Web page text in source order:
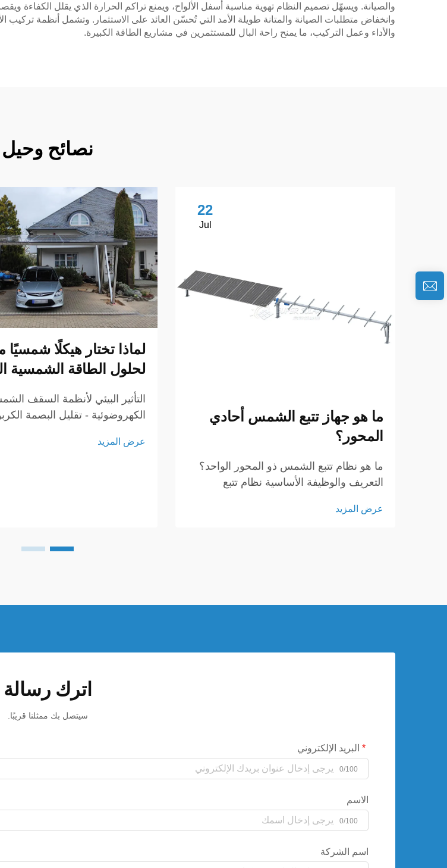
والصيانة. ويسهّل تصميم النظام تهوية مناسبة أسفل الألواح، ويمنع تراكم الحرارة الذي يقلل الكفاءة
وانخفاض متطلبات الصيانة والمتانة طويلة الأمد التي تُحسّن العائد على الاستثمار. وتشمل أنظمة
والأداء وعمل التركيب، ما يمنح راحة البال للمستثمرين في مشاريع الطاقة الكبيرة.
نصائح وحيل
22
Jul
ما هو جهاز تتبع الشمس أحادي
المحور؟
ما هو نظام تتبع الشمس ذو المحور الواحد؟
التعريف والوظيفة الأساسية نظام تتبع
يُصمم لتعزيز كفاءة أنظمة الطاقة الشمسية
عرض المزيد
لماذا تختار هيكلًا
لحلول الطاقة الشمسية
التأثير البيئي لأنظمة السقف
الكهروضوئية - تقليل البصمة
الكهروضوئية دورًا كبيرًا في تقليل
عرض المزيد
اترك رسالة
سيتصل بك ممثلنا قريبًا.
البريد الإلكتروني
0/100
الاسم
0/100
اسم الشركة